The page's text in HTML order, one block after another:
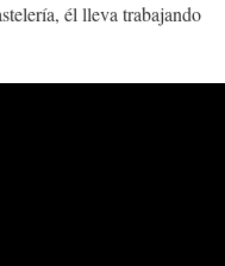
él lleva trabajando